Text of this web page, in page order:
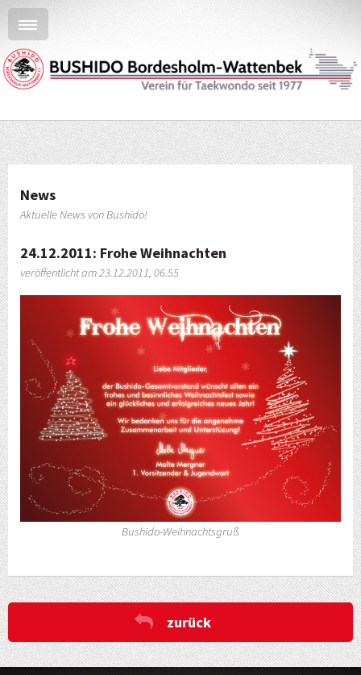
News
Aktuelle News von Bushido!
24.12.2011: Frohe Weihnachten
veröffentlicht am 23.12.2011, 06.55
Bushido-Weihnachtsgruß
zurück